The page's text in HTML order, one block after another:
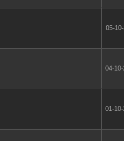
05-
04-
01-